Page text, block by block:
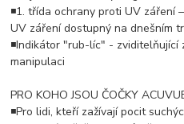
◾1. třída ochrany proti UV záření
UV záření dostupný na dnešním
◾Indikátor "rub-líc" -
manipulaci
PRO KOHO JSOU ČOČKY
◾Pro lidi, kteří zažívají pocit